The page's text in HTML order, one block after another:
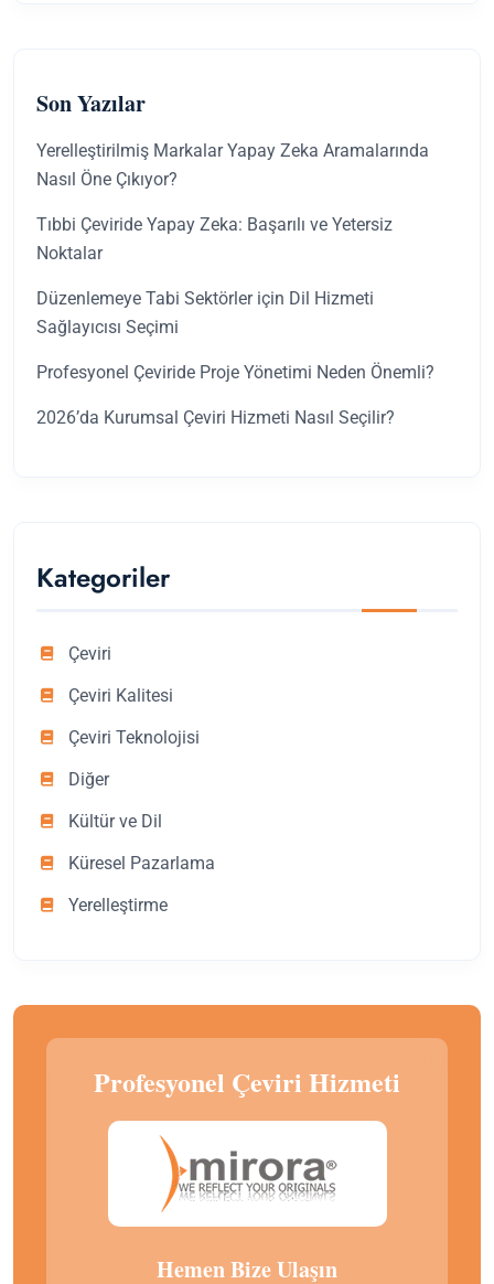
Son Yazılar
Yerelleştirilmiş Markalar Yapay Zeka Aramalarında
Nasıl Öne Çıkıyor?
Tıbbi Çeviride Yapay Zeka: Başarılı ve Yetersiz
Noktalar
Düzenlemeye Tabi Sektörler için Dil Hizmeti
Sağlayıcısı Seçimi
Profesyonel Çeviride Proje Yönetimi Neden Önemli?
2026’da Kurumsal Çeviri Hizmeti Nasıl Seçilir?
Kategoriler
Çeviri
Çeviri Kalitesi
Çeviri Teknolojisi
Diğer
Kültür ve Dil
Küresel Pazarlama
Yerelleştirme
Profesyonel Çeviri Hizmeti
Hemen Bize Ulaşın